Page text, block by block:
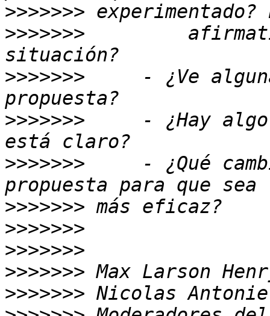
>>>>>>>
>>>>>>>
>>>>>>>
- ¿Ve
>>>>>>>
- ¿Hay
>>>>>>>
- ¿Qué
>>>>>>>
>>>>>>>
>>>>>>>
>>>>>>>
>>>>>>>